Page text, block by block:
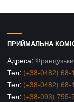
ПРИЙМАЛЬНА
Адреса:
Тел: (+38-0482) 68-
Тел: (+38-0482) 68-
Тел: (+38-093) 755-